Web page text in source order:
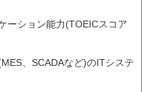
ーション能力(TOEICスコア
、SCADAなど)のITシステ